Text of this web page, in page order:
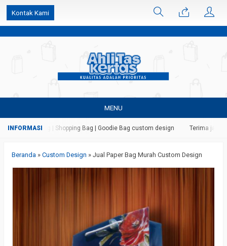
k6Ghe9jF9rmtx91MrSV7BIpW27id0SMW1kLEoe8rM2U
Kontak Kami
MENU
| Paper Bag | Shopping Bag | Goodie Bag custom design Terima jasa
Beranda » Custom Design » Jual Paper Bag Murah Custom Design